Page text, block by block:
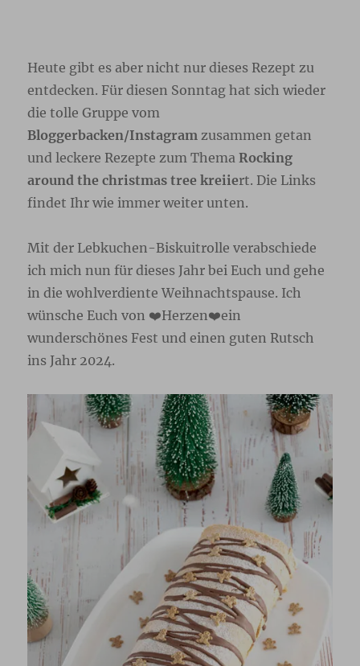
Heute gibt es aber nicht nur dieses Rezept zu
entdecken. Für diesen Sonntag hat sich wieder
die tolle Gruppe vom
Bloggerbacken/Instagram zusammen getan
und leckere Rezepte zum ThemaRocking
around the christmas tree kreiiert. Die Links
findet Ihr wie immer weiter unten.
Mit der Lebkuchen-Biskuitrolle verabschiede
ich mich nun für dieses Jahr bei Euch und gehe
in die wohlverdiente Weihnachtspause. Ich
wünsche Euch von ❤️Herzen❤️ein
wunderschönes Fest und einen guten Rutsch
ins Jahr 2024.